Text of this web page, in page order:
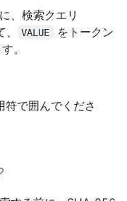
、検索クエリ
VALUE
をトークン
。
で囲んでくださ